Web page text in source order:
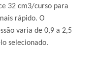
32 cm3/curso para
rápido. O
varia de 0,9 a 2,5
selecionado.